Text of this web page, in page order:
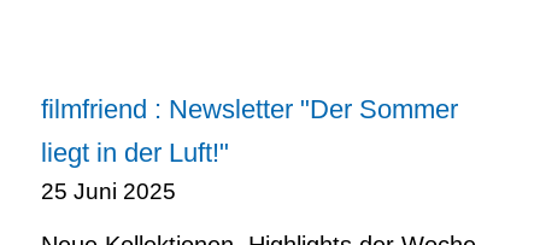
filmfriend : Newsletter "Der Sommer
liegt in der Luft!"
25 Juni 2025